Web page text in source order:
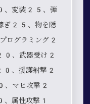
、変装25、弾
ぎ25、物を隠
グラミング2
、武器受け2
、援護射撃2
マヒ攻撃2
属性攻撃1